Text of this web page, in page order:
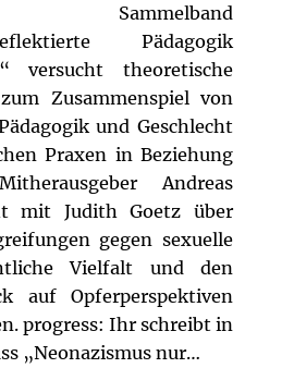
Pädagogik
versucht theoretische
Zusammenspiel von
und Geschlecht
Praxen in Beziehung
Andreas
mit Judith Goetz über
gegen sexuelle
Vielfalt und den
auf Opferperspektiven
progress: Ihr schreibt in
„Neonazismus nur…